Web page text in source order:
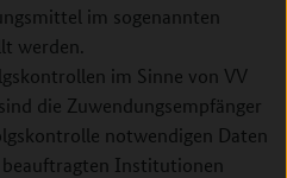
im sogenannten
werden.
im Sinne von VV
die Zuwendungsempfänger
notwendigen Daten
Institutionen